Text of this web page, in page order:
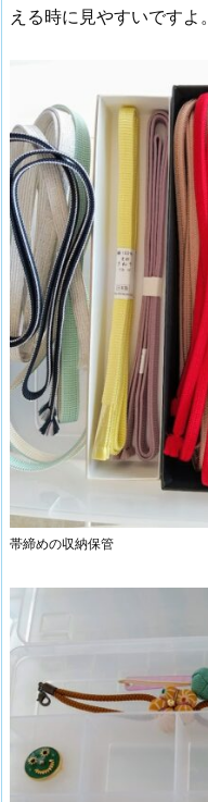
える時に見やすいですよ。
帯締めの収納保管